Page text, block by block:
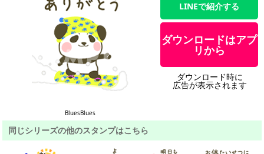
BluesBlues
LINEで紹介する
ダウンロードはアプ
リから
ダウンロード時に
広告が表示されます
同じシリーズの他のスタンプはこちら